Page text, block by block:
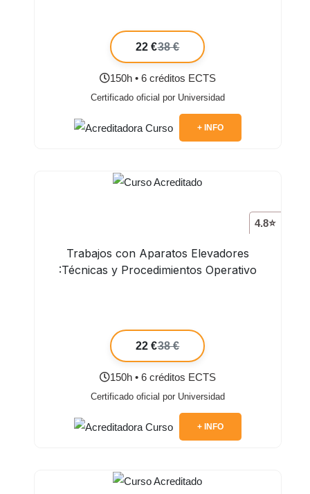
22 €38 €
150h • 6 créditos ECTS
Certificado oficial por Universidad
+ INFO
4.8⭐
Trabajos con Aparatos Elevadores
:Técnicas y Procedimientos Operativo
22 €38 €
150h • 6 créditos ECTS
Certificado oficial por Universidad
+ INFO